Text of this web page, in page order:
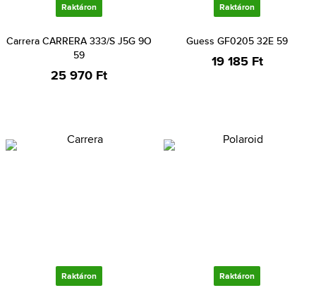
Raktáron
Carrera CARRERA 333/S J5G 9O
59
25 970 Ft
Raktáron
Guess GF0205 32E 59
19 185 Ft
Raktáron Raktáron